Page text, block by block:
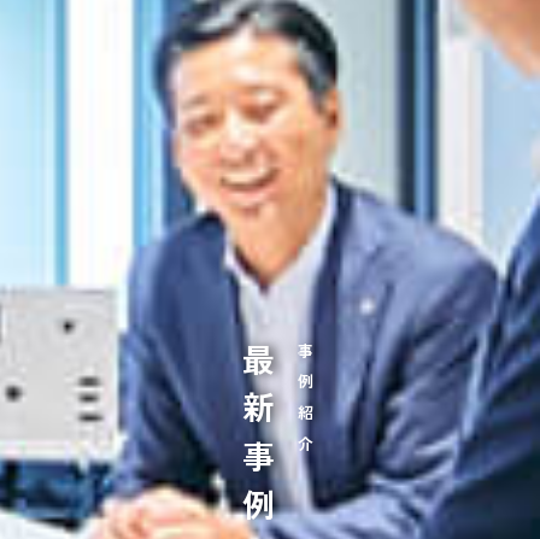
事例紹介
最新事例